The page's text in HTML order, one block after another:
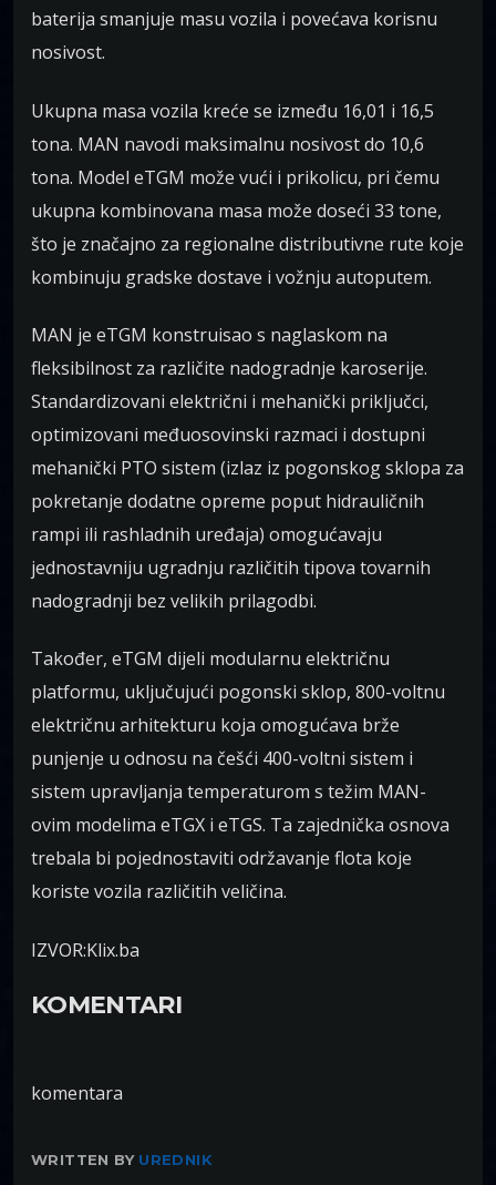
baterija smanjuje masu vozila i povećava korisnu
nosivost.
Ukupna masa vozila kreće se između 16,01 i 16,5
tona. MAN navodi maksimalnu nosivost do 10,6
tona. Model eTGM može vući i prikolicu, pri čemu
ukupna kombinovana masa može doseći 33 tone,
što je značajno za regionalne distributivne rute koje
kombinuju gradske dostave i vožnju autoputem.
MAN je eTGM konstruisao s naglaskom na
fleksibilnost za različite nadogradnje karoserije.
Standardizovani električni i mehanički priključci,
optimizovani međuosovinski razmaci i dostupni
mehanički PTO sistem (izlaz iz pogonskog sklopa za
pokretanje dodatne opreme poput hidrauličnih
rampi ili rashladnih uređaja) omogućavaju
jednostavniju ugradnju različitih tipova tovarnih
nadogradnji bez velikih prilagodbi.
Također, eTGM dijeli modularnu električnu
platformu, uključujući pogonski sklop, 800-voltnu
električnu arhitekturu koja omogućava brže
punjenje u odnosu na češći 400-voltni sistem i
sistem upravljanja temperaturom s težim MAN-
ovim modelima eTGX i eTGS. Ta zajednička osnova
trebala bi pojednostaviti održavanje flota koje
koriste vozila različitih veličina.
IZVOR:Klix.ba
KOMENTARI
komentara
WRITTEN BY UREDNIK